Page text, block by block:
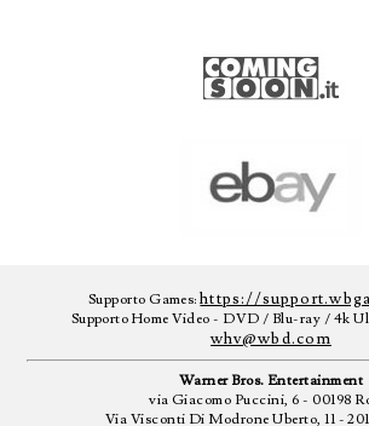
Supporto Games:https://
Supporto Home Video - DVD / Blu-ray / 4k
whv@wbd.com
Warner Bros. Entertainment
via Giacomo Puccini, 6 - 00198
Via Visconti Di Modrone Uberto, 11 -